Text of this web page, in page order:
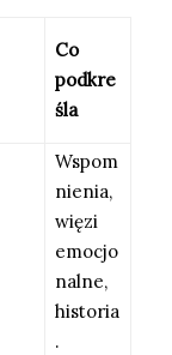
Co
podkre
śla
Wspom
nienia,
więzi
emocjo
nalne,
historia
.